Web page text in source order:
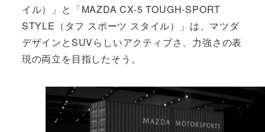
イル）」と「MAZDA CX-5 TOUGH-SPORT
STYLE（タフ スポーツ スタイル）」は、マツダ
デザインとSUVらしいアクティブさ、力強さの表
現の両立を目指したそう。